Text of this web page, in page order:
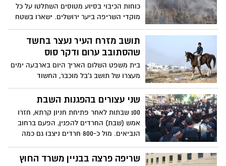
כוחות הכיבוי בסיוע מטוסים השתלטו על כל
מוקדי השריפה ביער ירושלים. ישארו בשטח
במהלך הלילה. שישה נפגעו משאיפת עשן.
המשטרה בודקת חשד שמדובר בהצתה
תושב מזרח העיר נעצר בחשד
שהסתובב ערום ודקר סוס
בית משפט השלום האריך היום בארבעה ימים
מעצרו של תושב ג'בל מוכבר, החשוד
שהסתובב עירום בשכונת מגוריו ודקר סוס
שני עצורים בהפגנות השבת
100 שבתות לאחר פתיחת חניון קרתא, חזרו
אמש (שבת) החרדים להפגין, הפעם ברחוב
הנביאים. מול כ-800 חרדים ניצבו גם כמה
הרחוב בשבת
שריפה פרצה בבניין משרד החוץ